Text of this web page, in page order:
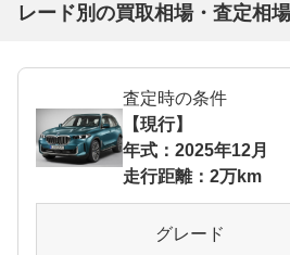
レード別の買取相場・査定相
査定時の条件
【現行】
年式：2025年12月
走行距離：2万km
グレード